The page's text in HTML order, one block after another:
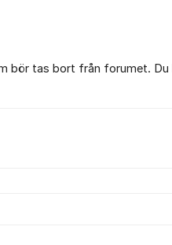
bör tas bort från forumet.